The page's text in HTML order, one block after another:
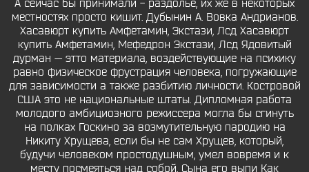
А сейчас бы принимали - раздолье, их же в некоторых
местностях просто кишит. Дубынин А. Вовка Андрианов.
Хасавюрт купить Амфетамин, Экстази, Лсд Хасавюрт
купить Амфетамин, Мефедрон Экстази, Лсд Ядовитый
дурман — этто материала, воздействующие на психику
равно физическое фрустрация человека, погружающие
для зависимости а также разбитию личности. Костровой
США это не национальные штаты. Дипломная работа
молодого амбициозного режиссера могла бы сгинуть
на полках Госкино за возмутительную пародию на
Никиту Хрущева, если бы не сам Хрущев, который,
будучи человеком простодушным, умел вовремя и к
месту посмеяться над собой. Сына его выпи Как